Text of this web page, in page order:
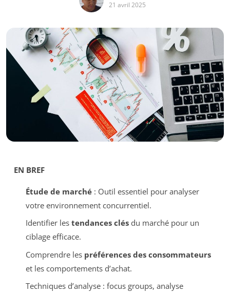
21 avril 2025
EN BREF
Étude de marché: Outil essentiel pour analyser
votre environnement concurrentiel.
Identifier les tendances clésdu marché pour un
ciblage efficace.
Comprendre les préférences des consommateurs
et les comportements d’achat.
Techniques d’analyse : focus groups, analyse